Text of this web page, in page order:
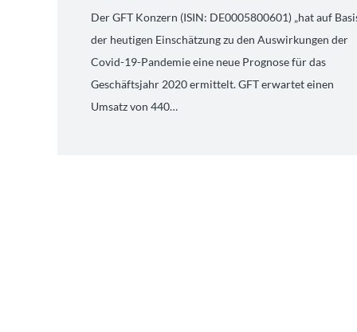
Der GFT Konzern (ISIN: DE0005800601) „hat auf
der heutigen Einschätzung zu den Auswirkungen der
Covid-19-Pandemie eine neue Prognose für das
Geschäftsjahr 2020 ermittelt. GFT erwartet einen
Umsatz von 440…